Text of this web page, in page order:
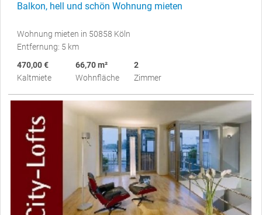
Balkon, hell und schön Wohnung mieten
Wohnung mieten in 50858 Köln
Entfernung: 5 km
470,00 €
Kaltmiete
66,70 m²
Wohnfläche
2
Zimmer